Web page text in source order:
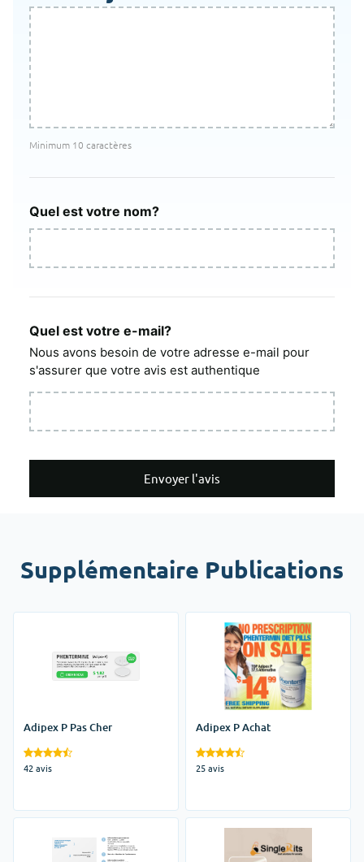
Minimum 10 caractères
Quel est votre nom?
Quel est votre e-mail?
Nous avons besoin de votre adresse e-mail pour
s'assurer que votre avis est authentique
Envoyer l'avis
Supplémentaire Publications
Adipex P Pas Cher
42 avis
Adipex P Achat
25 avis